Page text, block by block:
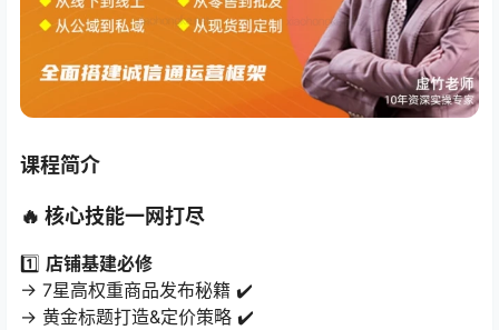
课程简介
🔥 核心技能一网打尽
1️⃣ ​ 店铺基建必修
→ 7星高权重商品发布秘籍 ✔️
→ 黄金标题打造&定价策略 ✔️